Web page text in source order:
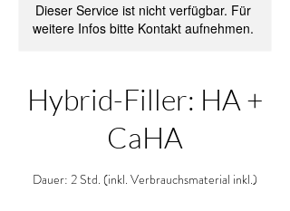
Dieser Service ist nicht verfügbar. Für
weitere Infos bitte Kontakt aufnehmen.
Hybrid-Filler: HA +
CaHA
Dauer: 2 Std. (inkl. Verbrauchsmaterial inkl.)